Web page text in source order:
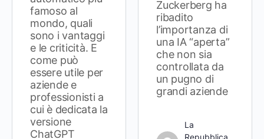
famoso al
mondo, quali
sono i vantaggi
e le criticità. E
come può
essere utile per
aziende e
professionisti a
cui è dedicata la
versione
ChatGPT
Zuckerberg ha
ribadito
l’importanza di
una IA “aperta”
che non sia
controllata da
un pugno di
grandi aziende
La
Repubblica